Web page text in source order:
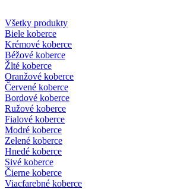
Všetky produkty
Biele koberce
Krémové koberce
Béžové koberce
Žlté koberce
Oranžové koberce
Červené koberce
Bordové koberce
Ružové koberce
Fialové koberce
Modré koberce
Zelené koberce
Hnedé koberce
Sivé koberce
Čierne koberce
Viacfarebné koberce